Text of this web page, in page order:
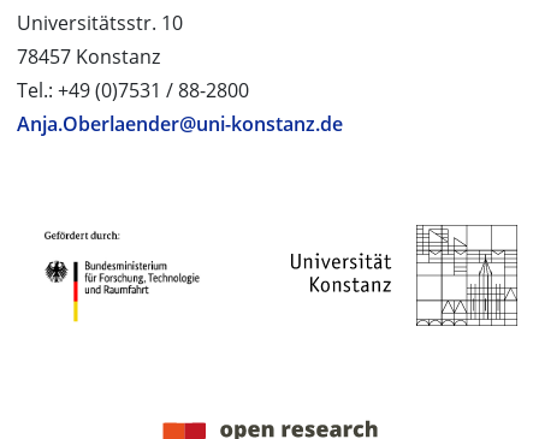
Universitätsstr. 10
78457 Konstanz
Tel.: +49 (0)7531 / 88-2800
Anja.Oberlaender@uni-konstanz.de